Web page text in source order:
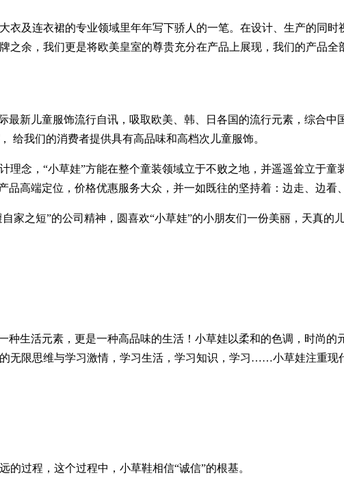
及连衣裙的专业领域里年年写下骄人的一笔。在设计、生产的同时
之余，我们更是将欧美皇室的尊贵充分在产品上展现，我们的产品
新儿童服饰流行自讯，吸取欧美、韩、日各国的流行元素，综合中
给我们的消费者提供具有高品味和高档次儿童服饰。
念，“小草娃”方能在整个童装领域立于不败之地，并遥遥耸立于
品高端定位，价格优惠服务大众，并一如既往的坚持着：边走、边
家之短”的公司精神，圆喜欢“小草娃”的小朋友们一份美丽，天真的
生活元素，更是一种高品味的生活！小草娃以柔和的色调，时尚的
无限思维与学习激情，学习生活，学习知识，学习……小草娃注重
过程，这个过程中，小草鞋相信“诚信”的根基。